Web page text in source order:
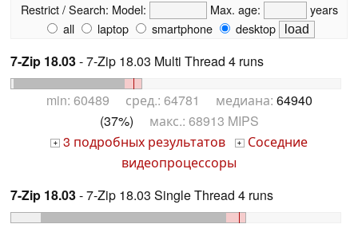
Restrict / Search: Model: Max. age:
years
all
laptop smartphone desktop
7-Zip 18.03- 7-Zip 18.03 Multi Thread 4 runs
min: 60489 сред.: 64781 медиана: 64940
(37%) макс.: 68913 MIPS
+ 3 подробных результатов + Соседние
видеопроцессоры
7-Zip 18.03- 7-Zip 18.03 Single Thread 4 runs